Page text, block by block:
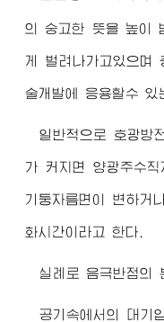
의 숭고한 뜻을 높이
게 벌려나가고있으며
술개발에 응용할수 있
일반적으로 호광방
가 커지면 양광주수
기둥자름면이 변하거
화시간이라고 한다.
실례로 음극반점의
공기속에서의 대기